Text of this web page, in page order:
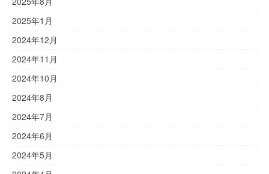
2025年1月
2024年12月
2024年11月
2024年10月
2024年8月
2024年7月
2024年6月
2024年5月